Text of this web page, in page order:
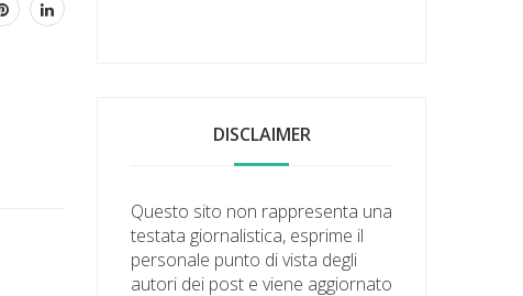
DISCLAIMER
Questo sito non rappresenta una
testata giornalistica, esprime il
personale punto di vista degli
autori dei post e viene aggiornato